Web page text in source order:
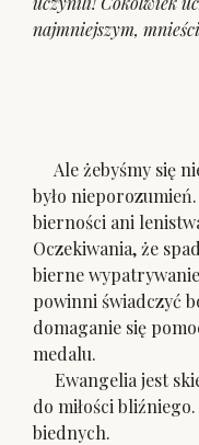
najmniejszym,
Ale żebyśmy się
było
bierności ani
Oczekiwania, że
bierne
powinni świadczyć
domaganie się
medalu.
Ewangelia jest
do miłości
biednych.